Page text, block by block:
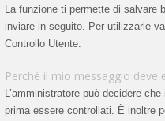
La funzione ti permette di salvare
inviare in seguito. Per utilizzarle
Controllo Utente.
Perché il mio messaggio deve
L’amministratore può decidere
prima essere controllati. È inoltre